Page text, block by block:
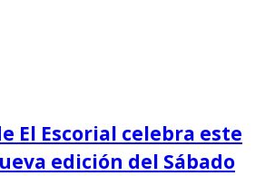
El Escorial celebra este
edición del Sábado